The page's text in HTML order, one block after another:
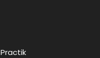
Practik